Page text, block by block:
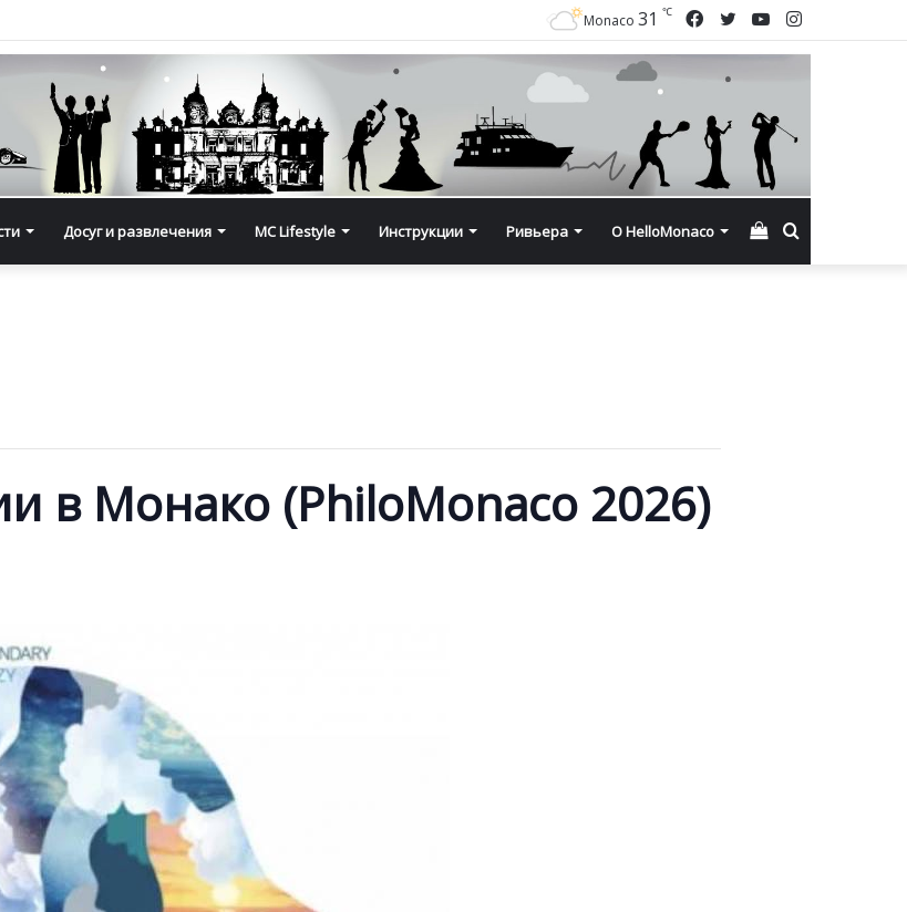
Instagram
YouTube
Twitter
Facebook
Monaco 31 ℃
Досуг и развлечения MC Lifestyle Инструкции Ривьера О HelloMonaco Смотреть
в Монако (PhiloMonaco 2026)